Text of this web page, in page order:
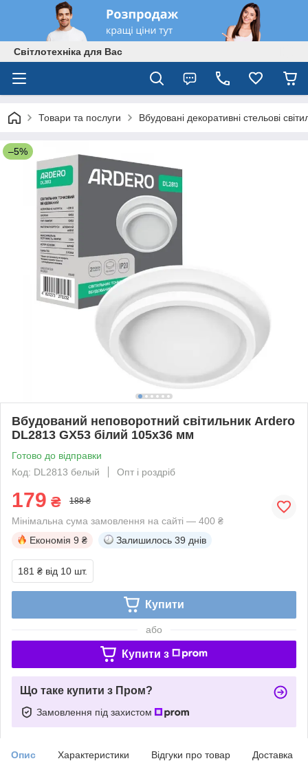
Світлотехніка для Вас
Товари та послуги Вбудовані декоративні стельові
–5%
Вбудований неповоротний світильник Ardero
DL2813 GX53 білий 105x36 мм
Готово до відправки
Код: DL2813 белый
Опт і роздріб
179 ₴ 188 ₴
Мінімальна сума замовлення на сайті — 400 ₴
Економія 9 ₴ Залишилось 39 днів
181 ₴ від 10 шт.
Купити
або
Купити з
Що таке купити з Пром?
Замовлення під захистом
Опис Характеристики Відгуки про товар Доставка